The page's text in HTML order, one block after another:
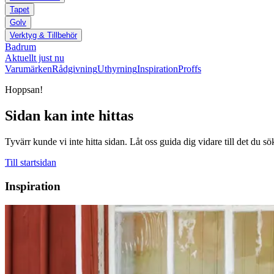
Tapet
Golv
Verktyg & Tillbehör
Badrum
Aktuellt just nu
VarumärkenRådgivningUthyrningInspirationProffs
Hoppsan!
Sidan kan inte hittas
Tyvärr kunde vi inte hitta sidan. Låt oss guida dig vidare till det du
Till startsidan
Inspiration